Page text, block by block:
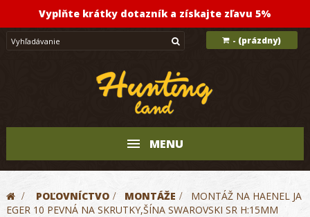
Vyplňte krátky dotazník a získajte zľavu 5%
- (prázdny)
MENU
> POĽOVNÍCTVO > MONTÁŽE >
MONTÁŽ NA HAENEL JA
EGER 10 PEVNÁ NA SKRUTKY,ŠÍNA SWAROVSKI SR H:15MM